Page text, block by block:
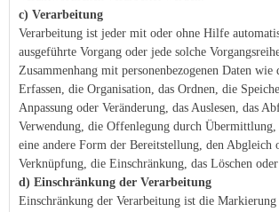
c) Verarbeitung
Verarbeitung ist jeder mit oder ohne Hilfe
ausgeführte Vorgang oder jede solche
Zusammenhang mit personenbezogenen Daten wie
Erfassen, die Organisation, das Ordnen, die
Anpassung oder Veränderung, das Auslesen, das
Verwendung, die Offenlegung durch
eine andere Form der Bereitstellung, den Abgleich
Verknüpfung, die Einschränkung, das Löschen
d) Einschränkung der Verarbeitung
Einschränkung der Verarbeitung ist die Markierung